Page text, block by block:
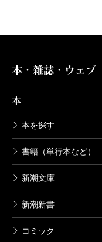
塩野
シャンパンも
――なぜこの弁護士
角栄裁判というのは
に検察が無理をし
に好きなように語
り過ぎちゃったんで
塩野
ク、ヒスパニックの
流れ込み、その後
やローリング・ス
こうと思ったら、彼
ば話にならないと思
本・雑誌・ウェブ
本
本を探す
書籍（単行本など）
新潮文庫
新潮新書
コミック